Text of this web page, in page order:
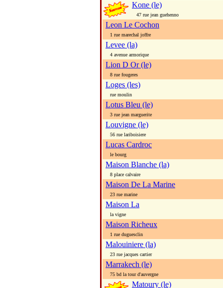
Kone (le)
47 rue jean guehenno
Leon Le Cochon
1 rue marechal joffre
Levee (la)
4 avenue armorique
Lion D Or (le)
8 rue fougeres
Loges (les)
rue moulin
Lotus Bleu (le)
3 rue jean marguerite
Louvigne (le)
56 rue lariboisiere
Lucas Cardroc
le bourg
Maison Blanche (la)
8 place calvaire
Maison De La Marine
23 rue marine
Maison La
la vigne
Maison Richeux
1 rue duguesclin
Malouiniere (la)
23 rue jacques cartier
Marrakech (le)
75 bd la tour d'auvergne
Matoury (le)